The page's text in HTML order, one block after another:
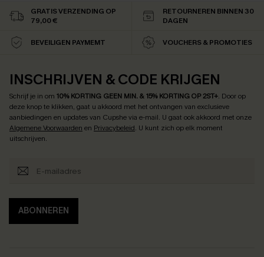
GRATIS VERZENDING OP
79,00 €
RETOURNEREN BINNEN 30
DAGEN
BEVEILIGEN PAYMEMT VOUCHERS & PROMOTIES
INSCHRIJVEN & CODE KRIJGEN
Schrijf je in om 10% KORTING GEEN MIN. & 15% KORTING OP 2ST+. Door op
deze knop te klikken, gaat u akkoord met het ontvangen van exclusieve
aanbiedingen en updates van Cupshe via e-mail. U gaat ook akkoord met onze
Algemene Voorwaarden en Privacybeleid. U kunt zich op elk moment
uitschrijven.
ABONNEREN